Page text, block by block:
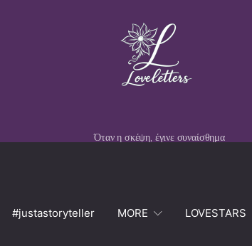
Όταν η σκέψη, έγινε συναίσθημα
#justastoryteller MORE LOVESTARS